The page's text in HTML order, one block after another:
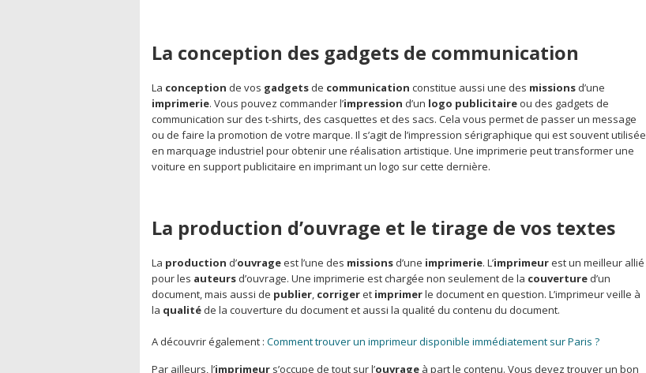
La conception des gadgets de communication
La conception de vos gadgets de communication constitue aussi une des missions d’une
imprimerie. Vous pouvez commander l’impression d’un logo publicitaire ou des gadgets de
communication sur des t-shirts, des casquettes et des sacs. Cela vous permet de passer un message
ou de faire la promotion de votre marque. Il s’agit de l’impression sérigraphique qui est souvent utilisée
en marquage industriel pour obtenir une réalisation artistique. Une imprimerie peut transformer une
voiture en support publicitaire en imprimant un logo sur cette dernière.
La production d’ouvrage et le tirage de vos textes
La production d’ouvrageest l’une des missions d’une imprimerie. L’imprimeurest un meilleur allié
pour les auteurs d’ouvrage. Une imprimerie est chargée non seulement de la couverture d’un
document, mais aussi de publier, corrigeret imprimerle document en question. L’imprimeur veille à
la qualité de la couverture du document et aussi la qualité du contenu du document.
A découvrir également : Comment trouver un imprimeur disponible immédiatement sur Paris ?
Par ailleurs, l’imprimeur s’occupe de tout sur l’ouvrage à part le contenu. Vous devez trouver un bon